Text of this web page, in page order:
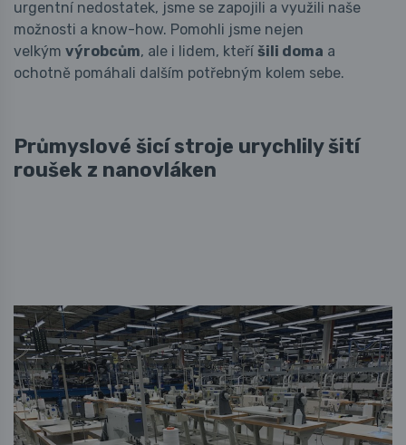
urgentní nedostatek, jsme se zapojili a využili naše
možnosti a know-how. Pomohli jsme nejen
velkým výrobcům, ale i lidem, kteří šili doma a
ochotně pomáhali dalším potřebným kolem sebe.
Průmyslové šicí stroje urychlily šití
roušek z nanovláken